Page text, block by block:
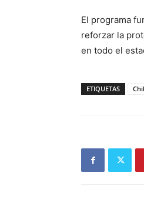
El programa
reforzar la
en todo el
ETIQUETAS